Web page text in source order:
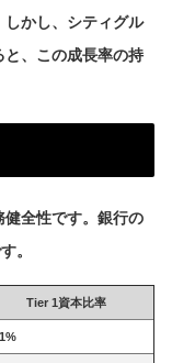
かし、シティグル
、この成長率の持
全性です。銀行の
。
Tier 1資本比率